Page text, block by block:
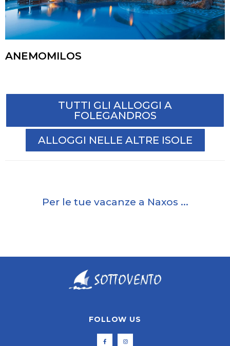
ANEMOMILOS
TUTTI GLI ALLOGGI A
FOLEGANDROS
ALLOGGI NELLE ALTRE ISOLE
Per le tue vacanze a Naxos ...
FOLLOW US